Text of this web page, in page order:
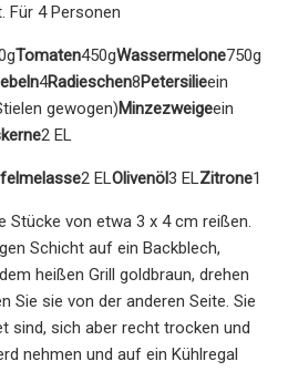
Für 4 Personen
Tomaten450gWassermelone750g
4Radieschen8Petersilieein
gewogen)Minzezweigeein
2 EL
2 ELOlivenöl3 ELZitrone1
Stücke von etwa 3 x 4 cm reißen.
Schicht auf ein Backblech,
heißen Grill goldbraun, drehen
Sie sie von der anderen Seite. Sie
sind, sich aber recht trocken und
nehmen und auf ein Kühlregal